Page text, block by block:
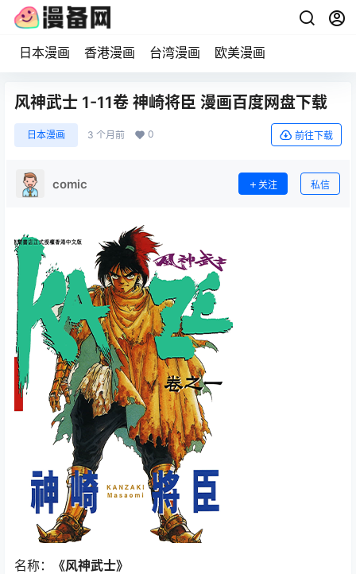
日本漫画 香港漫画 台湾漫画 欧美漫画
风神武士 1-11卷 神崎将臣 漫画百度网盘下载
日本漫画 3 个月前 0 前往下载
comic 关注 私信
名称： 《风神武士》